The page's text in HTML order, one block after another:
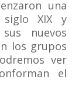
una
siglo XIX y
nuevos
los grupos
ver
el